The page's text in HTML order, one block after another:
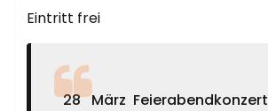
Eintritt frei
28 März Feierabendkonzert